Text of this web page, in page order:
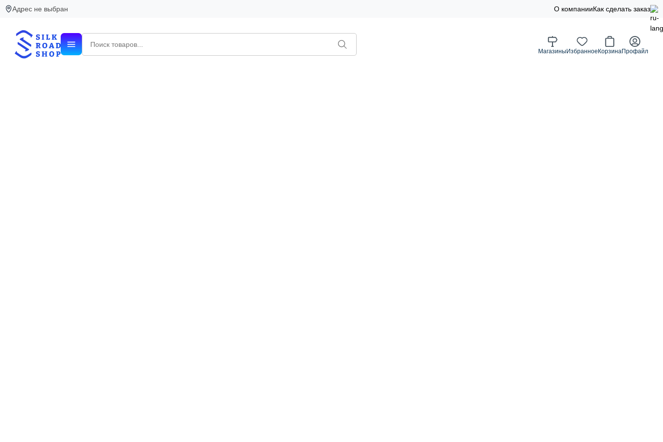
Адрес не выбран О компанииКак сделать заказ
Магазины Избранное КорзинаПрофайл